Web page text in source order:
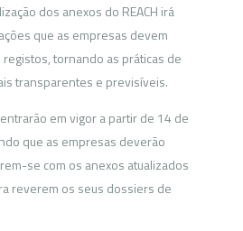
dos anexos do REACH irá
que as empresas devem
tornando as práticas de
transparentes e previsíveis.
em vigor a partir de 14 de
que as empresas deverão
se com os anexos atualizados
reverem os seus dossiers de